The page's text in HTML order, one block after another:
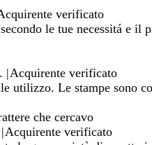
verificato
le tue necessitá e il
|Acquirente verificato
utilizzo. Le stampe sono
che cercavo
|Acquirente verificato